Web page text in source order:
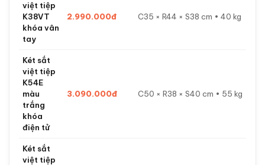
việt tiệp
K38VT
khóa vân
tay
2.990.000đ C35 × R44 × S38 cm • 40 kg
Két sắt
việt tiệp
K54E
màu
trắng
khóa
điện tử
3.090.000đ C50 × R38 × S40 cm • 55 kg
Két sắt
việt tiệp